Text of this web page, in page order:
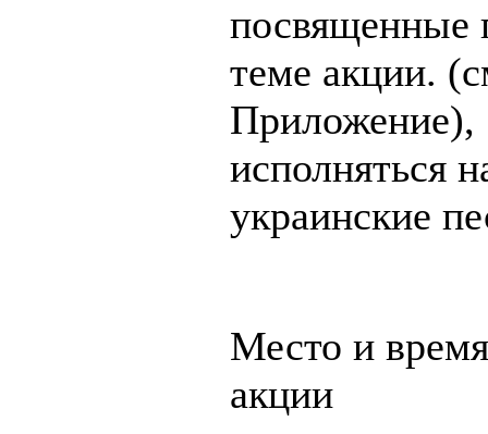
посвященные
теме акции.
Приложение),
исполняться
украинские
Место и
акции